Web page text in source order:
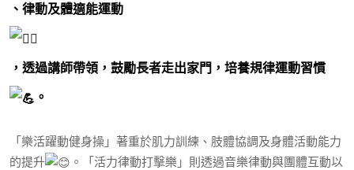
、律動及體適能運動
，透過講師帶領，鼓勵長者走出家門，培養規律運動習慣
。
「樂活躍動健身操」著重於肌力訓練、肢體協調及身體活動能力
的提升
。「活力律動打擊樂」則透過音樂律動與團體互動以